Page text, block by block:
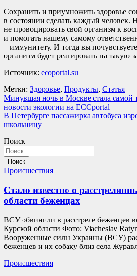
Сохранить и приумножить здоровье
в состоянии сделать каждый человек.
не провоцировать свой организм к
и помогать нашему самому
– иммунитету. И тогда вы
организм будет реагировать на такую
Источник: ecoportal.su
Метки: Здоровье, Продукты, Статья
Навигация
по
записям
Минувшая ночь в Москве стала самой
новости экологии на ECOportal
В Петербурге пассажирка автобуса
школьницу
Поиск
Поиск
Происшествия
Стало известно о
области беженцах
ВСУ обвинили в расстреле беженцев
Курской области Фото: Viacheslav
Вооруженные силы Украины (ВСУ)
беженцев и их собаку близ села
Происшествия